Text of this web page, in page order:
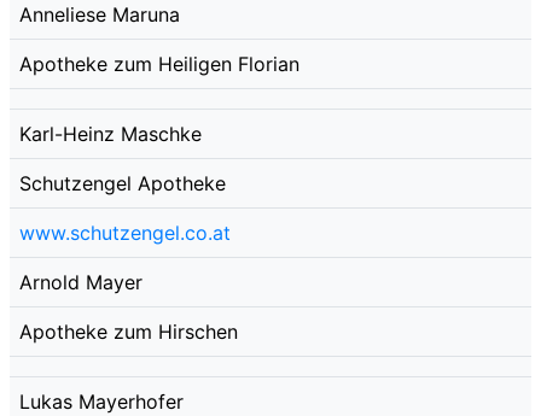
Anneliese Maruna
Apotheke zum Heiligen Florian
Karl-Heinz Maschke
Schutzengel Apotheke
www.schutzengel.co.at
Arnold Mayer
Apotheke zum Hirschen
Lukas Mayerhofer